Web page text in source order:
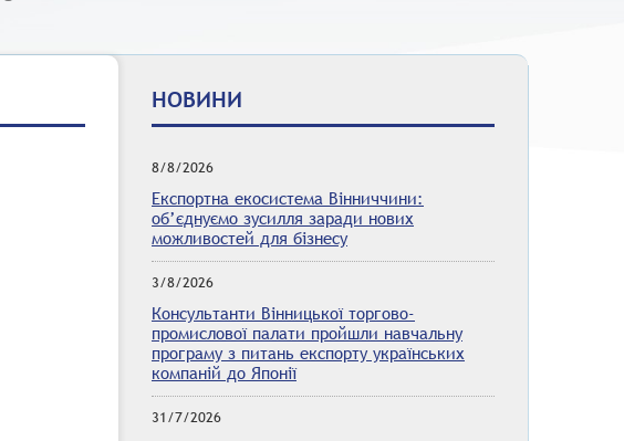
НОВИНИ
8/8/2026
Експортна екосистема Вінниччини:
об’єднуємо зусилля заради нових
можливостей для бізнесу
3/8/2026
Консультанти Вінницької торгово-
промислової палати пройшли навчальну
програму з питань експорту українських
компаній до Японії
31/7/2026